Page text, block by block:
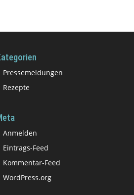
Pressemeldungen
Rezepte
Anmelden
Eintrags-Feed
Kommentar-Feed
WordPress.org